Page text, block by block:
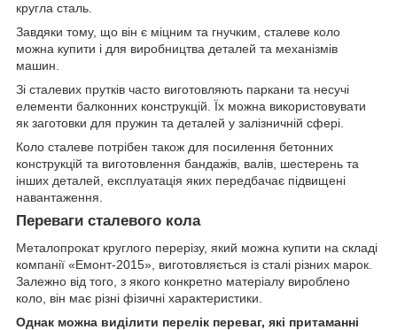
кругла сталь.
Завдяки тому, що він є міцним та гнучким, сталеве коло
можна купити і для виробництва деталей та механізмів
машин.
Зі сталевих прутків часто виготовляють паркани та несучі
елементи балконних конструкцій. Їх можна використовувати
як заготовки для пружин та деталей у залізничній сфері.
Коло сталеве потрібен також для посилення бетонних
конструкцій та виготовлення бандажів, валів, шестерень та
інших деталей, експлуатація яких передбачає підвищені
навантаження.
Переваги сталевого кола
Металопрокат круглого перерізу, який можна купити на складі
компанії «Емонт-2015», виготовляється із сталі різних марок.
Залежно від того, з якого конкретно матеріалу вироблено
коло, він має різні фізичні характеристики.
Однак можна виділити перелік переваг, які притаманні